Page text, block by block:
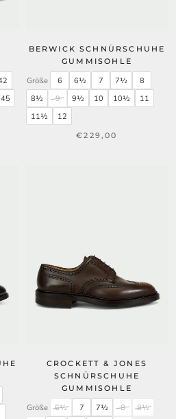
45
BERWICK SCHNÜRSCHUHE
GUMMISOHLE
Größe 6 6½ 7 7½
8
8½
9 9½ 10 10½
11
11½
12
€229,00
CROCKETT & JONES
SCHNÜRSCHUHE
GUMMISOHLE
Größe 6½ 7 7½ 8
8½